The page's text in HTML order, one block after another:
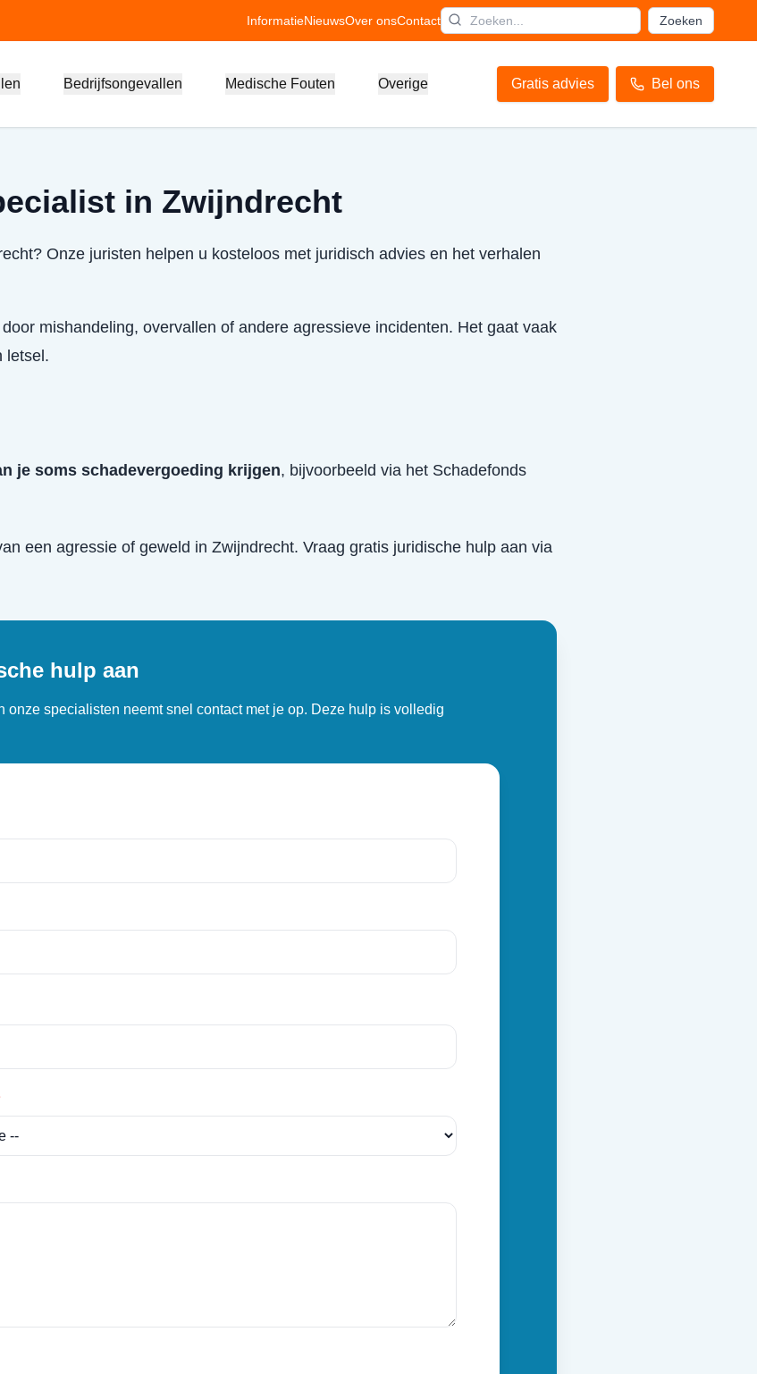
InformatieNieuwsOver onsContact Zoeken
Bedrijfsongevallen Medische Fouten Overige Gratis advies Bel ons
in Zwijndrecht
Onze juristen helpen u kosteloos met juridisch advies en het verhalen
mishandeling, overvallen of andere agressieve incidenten. Het gaat vaak
letsel.
je soms schadevergoeding krijgen, bijvoorbeeld via het Schadefonds
een agressie of geweld in Zwijndrecht. Vraag gratis juridische hulp aan via
hulp aan
onze specialisten neemt snel contact met je op. Deze hulp is volledig